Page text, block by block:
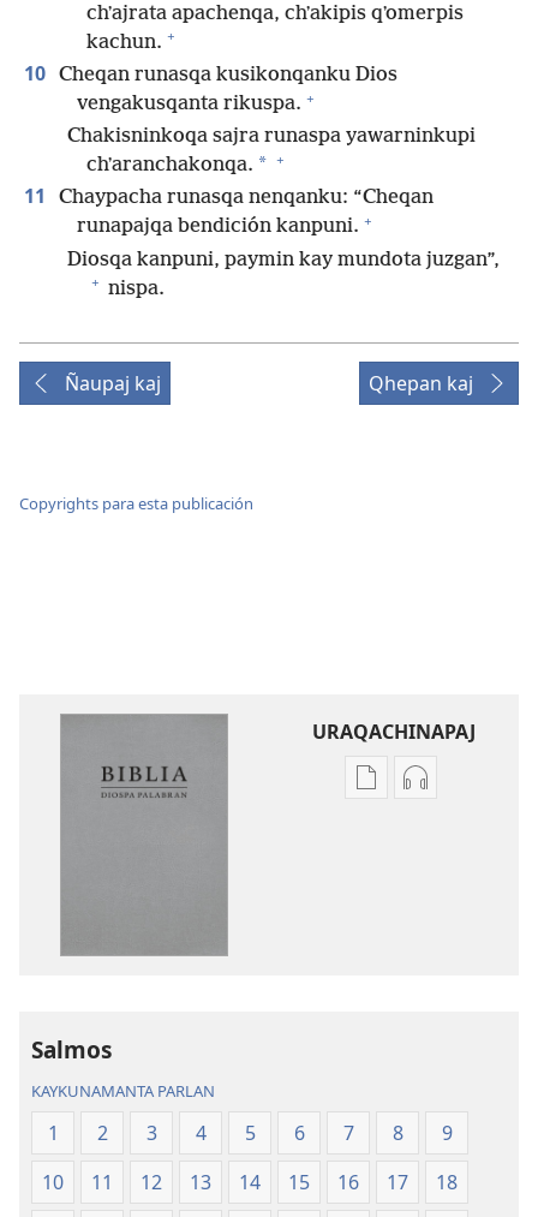
chʼajrata apachenqa, chʼakipis qʼomerpis
kachun. +
10 Cheqan runasqa kusikonqanku Dios
vengakusqanta rikuspa. +
Chakisninkoqa sajra runaspa yawarninkupi
chʼaranchakonqa. * +
11
Chaypacha runasqa nenqanku: “Cheqan
runapajqa bendición kanpuni. +
Diosqa kanpuni, paymin kay mundota juzgan”,
+ nispa.
Ñaupaj kaj Qhepan kaj
Copyrights para esta publicación
URAQACHINAPAJ
Publicacionta
Grabasqata
Salmos
KAYKUNAMANTA PARLAN
1 2 3 4 5 6 7 8
9
10
11 12 13 14 15 16 17
18